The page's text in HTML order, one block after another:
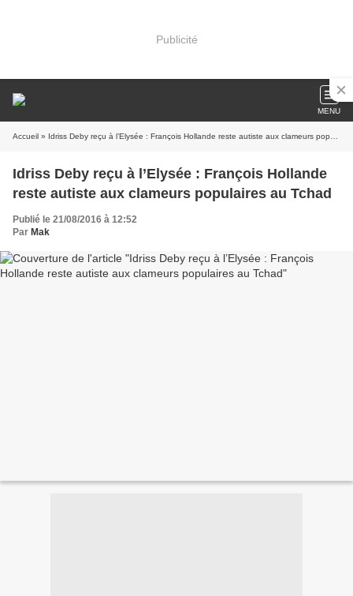
Publicité
MENU
Accueil » Idriss Deby reçu à l’Elysée : François Hollande reste autiste aux clameurs populaires au Tchad
Idriss Deby reçu à l’Elysée : François Hollande
reste autiste aux clameurs populaires au Tchad
Publié le 21/08/2016 à 12:52
Par Mak